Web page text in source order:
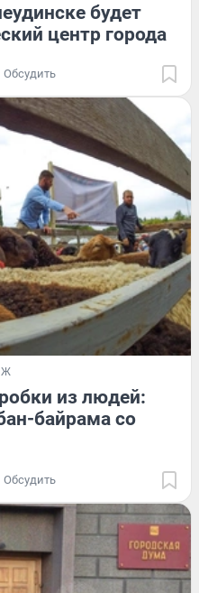
будет
центр города
Обсудить
из людей:
байрама со
Обсудить